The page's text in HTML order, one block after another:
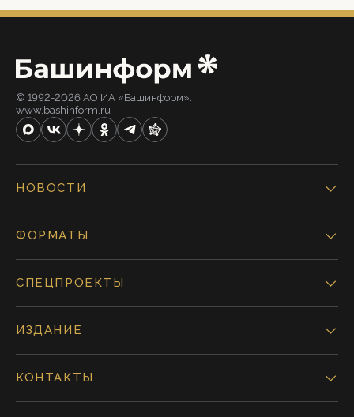
© 1992-2026 АО ИА «Башинформ».
www.bashinform.ru
НОВОСТИ
ФОРМАТЫ
СПЕЦПРОЕКТЫ
ИЗДАНИЕ
КОНТАКТЫ